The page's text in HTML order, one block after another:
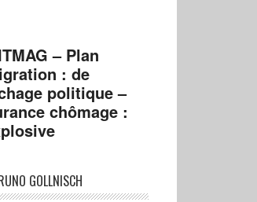
– Plan
: de
politique –
chômage :
GOLLNISCH